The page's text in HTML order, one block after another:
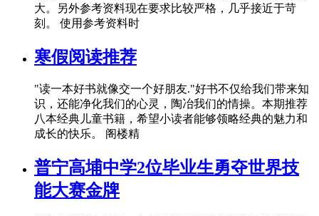
大。另外参考资料现在要求比较严格，几乎接近于苛
刻。 使用参考资料时
寒假阅读推荐
"读一本好书就像交一个好朋友."好书不仅给我们带来知
识，还能净化我们的心灵，陶冶我们的情操。本期推荐
八本经典儿童书籍，希望小读者能够领略经典的魅力和
成长的快乐。 阁楼精
普宁高埔中学2位毕业生勇夺世界技
能大赛金牌